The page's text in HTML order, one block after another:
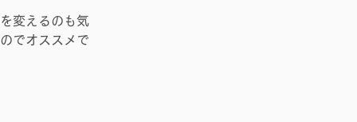
変えるのも気
でオススメで